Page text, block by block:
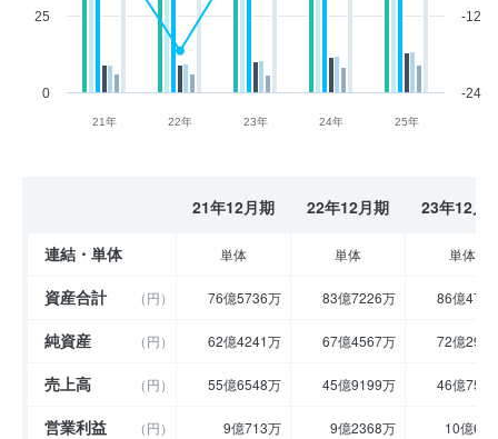
21年 22年 23年 24年 25年
0
25
-24
-12
21年12月期 22年12月期 23年12月
連結・単体 単体 単体 単体
資産合計 （円） 76億5736万 83億7226万 86億
純資産 （円） 62億4241万 67億4567万 72億
売上高 （円） 55億6548万 45億9199万 46億
営業利益 （円） 9億713万 9億2368万 10億